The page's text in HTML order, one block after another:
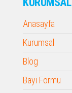
Anasayfa
Kurumsal
Blog
Bayi Formu